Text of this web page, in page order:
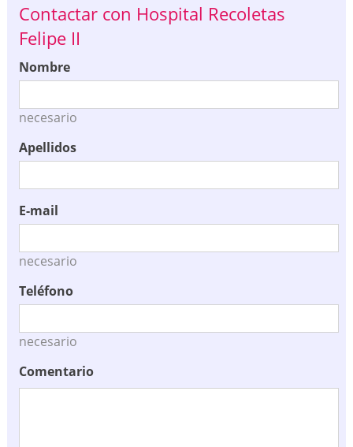
Contactar con Hospital Recoletas
Felipe II
Nombre
necesario
Apellidos
E-mail
necesario
Teléfono
necesario
Comentario